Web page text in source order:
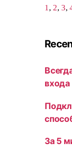
1 , 2,3,
входа
За 5